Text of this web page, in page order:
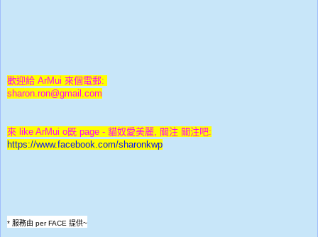
歡迎給 ArMui 來個電郵:
sharon.ron@gmail.com
來 like ArMui o既 page - 貓奴愛美麗, 關注 關注吧:
https://www.facebook.com/sharonkwp
* 服務由 per FACE 提供~